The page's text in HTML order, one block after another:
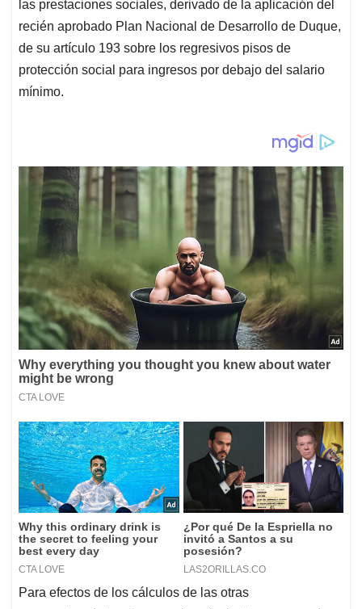
las prestaciones sociales, derivado de la aplicación del
recién aprobado Plan Nacional de Desarrollo de Duque,
de su artículo 193 sobre los regresivos pisos de
protección social para ingresos por debajo del salario
mínimo.
Para efectos de los cálculos de las otras